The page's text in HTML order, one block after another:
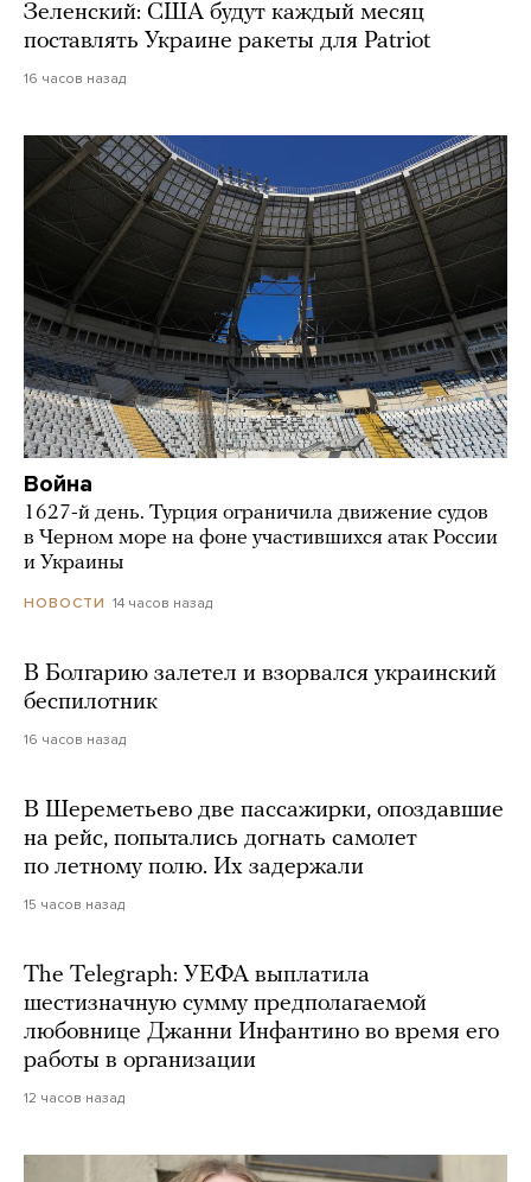
Зеленский: США будут каждый месяц
поставлять Украине ракеты для Patriot
16 часов назад
Война
1627-й день. Турция ограничила движение судов
в Черном море на фоне участившихся атак России
и Украины
НОВОСТИ 14 часов назад
В Болгарию залетел и взорвался украинский
беспилотник
16 часов назад
В Шереметьево две пассажирки, опоздавшие
на рейс, попытались догнать самолет
по летному полю. Их задержали
15 часов назад
The Telegraph: УЕФА выплатила
шестизначную сумму предполагаемой
любовнице Джанни Инфантино во время его
работы в организации
12 часов назад